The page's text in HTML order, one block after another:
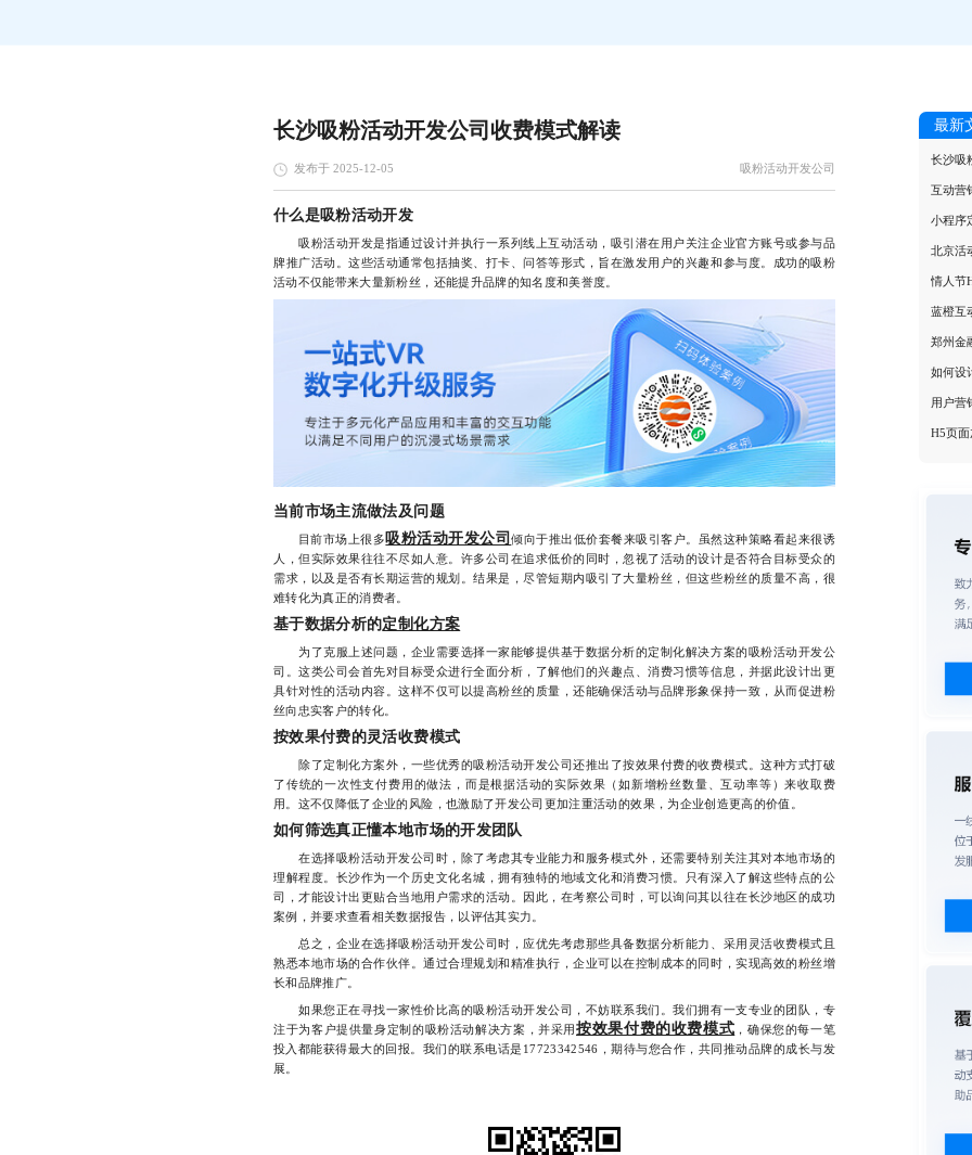
长沙吸粉活动开发公司收费模式解读
发布于 2025-12-05 吸粉活动开发公司
什么是吸粉活动开发
吸粉活动开发是指通过设计并执行一系列线上互动活动，吸引潜在用户关注企业官方账号或参与品
牌推广活动。这些活动通常包括抽奖、打卡、问答等形式，旨在激发用户的兴趣和参与度。成功的吸粉
活动不仅能带来大量新粉丝，还能提升品牌的知名度和美誉度。
当前市场主流做法及问题
目前市场上很多 吸粉活动开发公司倾向于推出低价套餐来吸引客户。虽然这种策略看起来很诱
人，但实际效果往往不尽如人意。许多公司在追求低价的同时，忽视了活动的设计是否符合目标受众的
需求，以及是否有长期运营的规划。结果是，尽管短期内吸引了大量粉丝，但这些粉丝的质量不高，很
难转化为真正的消费者。
基于数据分析的定制化方案
为了克服上述问题，企业需要选择一家能够提供基于数据分析的定制化解决方案的吸粉活动开发公
司。这类公司会首先对目标受众进行全面分析，了解他们的兴趣点、消费习惯等信息，并据此设计出更
具针对性的活动内容。这样不仅可以提高粉丝的质量，还能确保活动与品牌形象保持一致，从而促进粉
丝向忠实客户的转化。
按效果付费的灵活收费模式
除了定制化方案外，一些优秀的吸粉活动开发公司还推出了按效果付费的收费模式。这种方式打破
了传统的一次性支付费用的做法，而是根据活动的实际效果（如新增粉丝数量、互动率等）来收取费
用。这不仅降低了企业的风险，也激励了开发公司更加注重活动的效果，为企业创造更高的价值。
如何筛选真正懂本地市场的开发团队
在选择吸粉活动开发公司时，除了考虑其专业能力和服务模式外，还需要特别关注其对本地市场的
理解程度。长沙作为一个历史文化名城，拥有独特的地域文化和消费习惯。只有深入了解这些特点的公
司，才能设计出更贴合当地用户需求的活动。因此，在考察公司时，可以询问其以往在长沙地区的成功
案例，并要求查看相关数据报告，以评估其实力。
总之，企业在选择吸粉活动开发公司时，应优先考虑那些具备数据分析能力、采用灵活收费模式且
熟悉本地市场的合作伙伴。通过合理规划和精准执行，企业可以在控制成本的同时，实现高效的粉丝增
长和品牌推广。
如果您正在寻找一家性价比高的吸粉活动开发公司，不妨联系我们。我们拥有一支专业的团队，专
注于为客户提供量身定制的吸粉活动解决方案，并采用按效果付费的收费模式 ，确保您的每一笔
投入都能获得最大的回报。我们的联系电话是17723342546，期待与您合作，共同推动品牌的成长与发
展。
最新
长沙吸
互动营
小程序
北京活
情人节
蓝橙互
郑州金
如何设
用户营
H5页